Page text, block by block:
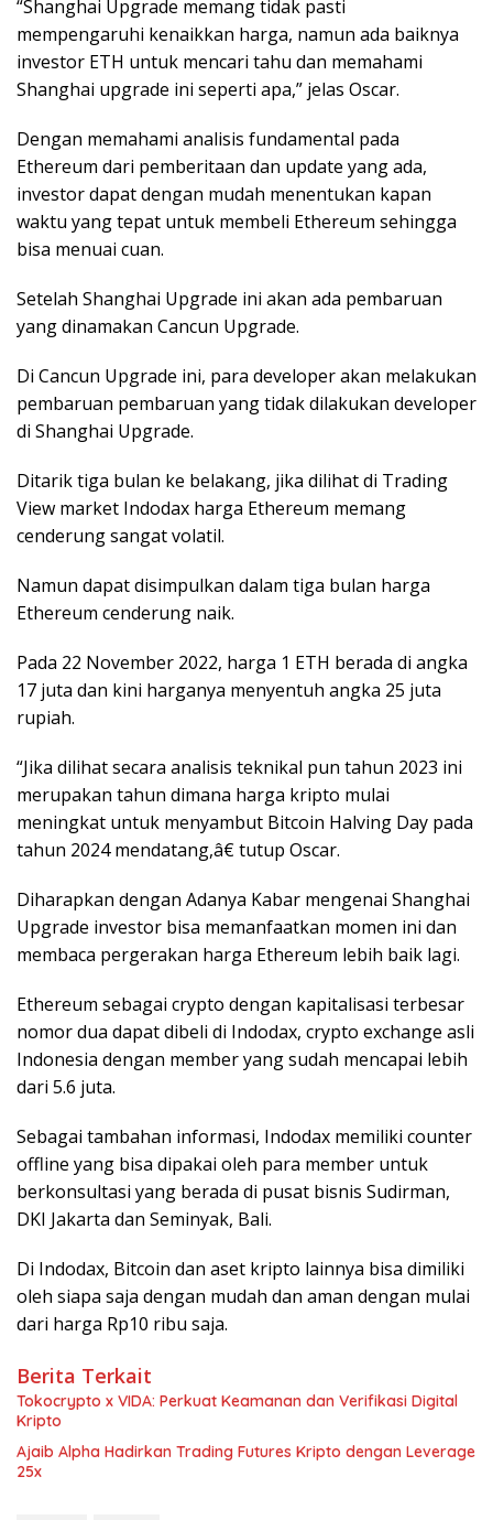
“Shanghai Upgrade memang tidak pasti
mempengaruhi kenaikkan harga, namun ada baiknya
investor ETH untuk mencari tahu dan memahami
Shanghai upgrade ini seperti apa,” jelas Oscar.
Dengan memahami analisis fundamental pada
Ethereum dari pemberitaan dan update yang ada,
investor dapat dengan mudah menentukan kapan
waktu yang tepat untuk membeli Ethereum sehingga
bisa menuai cuan.
Setelah Shanghai Upgrade ini akan ada pembaruan
yang dinamakan Cancun Upgrade.
Di Cancun Upgrade ini, para developer akan melakukan
pembaruan pembaruan yang tidak dilakukan developer
di Shanghai Upgrade.
Ditarik tiga bulan ke belakang, jika dilihat di Trading
View market Indodax harga Ethereum memang
cenderung sangat volatil.
Namun dapat disimpulkan dalam tiga bulan harga
Ethereum cenderung naik.
Pada 22 November 2022, harga 1 ETH berada di angka
17 juta dan kini harganya menyentuh angka 25 juta
rupiah.
“Jika dilihat secara analisis teknikal pun tahun 2023 ini
merupakan tahun dimana harga kripto mulai
meningkat untuk menyambut Bitcoin Halving Day pada
tahun 2024 mendatang,â€ tutup Oscar.
Diharapkan dengan Adanya Kabar mengenai Shanghai
Upgrade investor bisa memanfaatkan momen ini dan
membaca pergerakan harga Ethereum lebih baik lagi.
Ethereum sebagai crypto dengan kapitalisasi terbesar
nomor dua dapat dibeli di Indodax, crypto exchange asli
Indonesia dengan member yang sudah mencapai lebih
dari 5.6 juta.
Sebagai tambahan informasi, Indodax memiliki counter
offline yang bisa dipakai oleh para member untuk
berkonsultasi yang berada di pusat bisnis Sudirman,
DKI Jakarta dan Seminyak, Bali.
Di Indodax, Bitcoin dan aset kripto lainnya bisa dimiliki
oleh siapa saja dengan mudah dan aman dengan mulai
dari harga Rp10 ribu saja.
Berita Terkait
Tokocrypto x VIDA: Perkuat Keamanan dan Verifikasi Digital
Kripto
Ajaib Alpha Hadirkan Trading Futures Kripto dengan Leverage
25x